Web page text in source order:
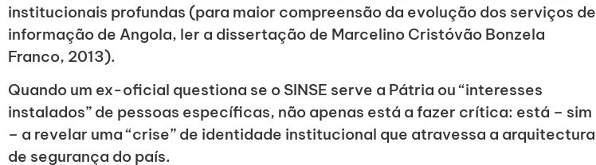
institucionais profundas (para maior compreensão da evolução dos serviços de
informação de Angola, ler a dissertação de Marcelino Cristóvão Bonzela
Franco, 2013).
Quando um ex-oficial questiona se o SINSE serve a Pátria ou “interesses
instalados” de pessoas específicas, não apenas está a fazer crítica: está – sim
– a revelar uma “crise” de identidade institucional que atravessa a arquitectura
de segurança do país.